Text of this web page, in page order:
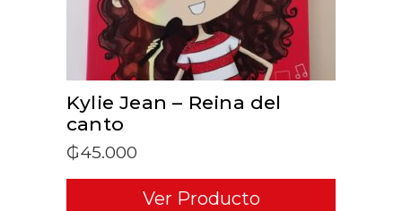
Kylie Jean – Reina del
canto
₲45.000
Ver Producto